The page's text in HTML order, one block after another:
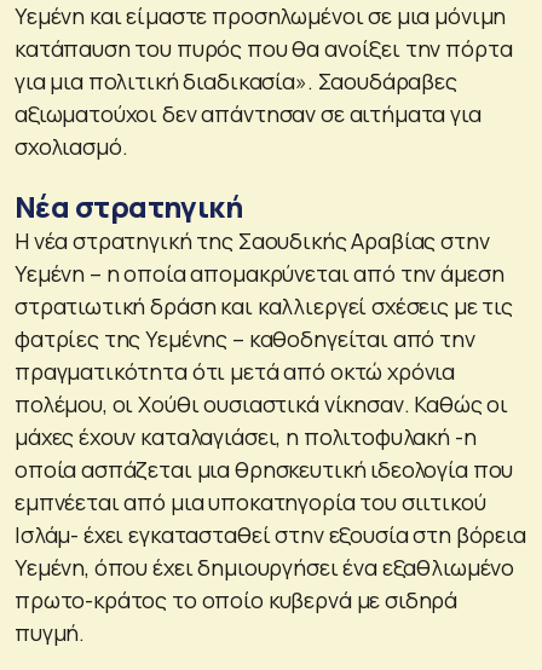
Υεμένη και είμαστε προσηλωμένοι σε μια μόνιμη
κατάπαυση του πυρός που θα ανοίξει την πόρτα
για μια πολιτική διαδικασία». Σαουδάραβες
αξιωματούχοι δεν απάντησαν σε αιτήματα για
σχολιασμό.
Νέα στρατηγική
Η νέα στρατηγική της Σαουδικής Αραβίας στην
Υεμένη – η οποία απομακρύνεται από την άμεση
στρατιωτική δράση και καλλιεργεί σχέσεις με τις
φατρίες της Υεμένης – καθοδηγείται από την
πραγματικότητα ότι μετά από οκτώ χρόνια
πολέμου, οι Χούθι ουσιαστικά νίκησαν. Καθώς οι
μάχες έχουν καταλαγιάσει, η πολιτοφυλακή -η
οποία ασπάζεται μια θρησκευτική ιδεολογία που
εμπνέεται από μια υποκατηγορία του σιιτικού
Ισλάμ- έχει εγκατασταθεί στην εξουσία στη βόρεια
Υεμένη, όπου έχει δημιουργήσει ένα εξαθλιωμένο
πρωτο-κράτος το οποίο κυβερνά με σιδηρά
πυγμή.